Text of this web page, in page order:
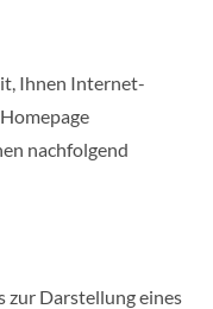
Ihnen Internet-
nachfolgend
zur Darstellung eines